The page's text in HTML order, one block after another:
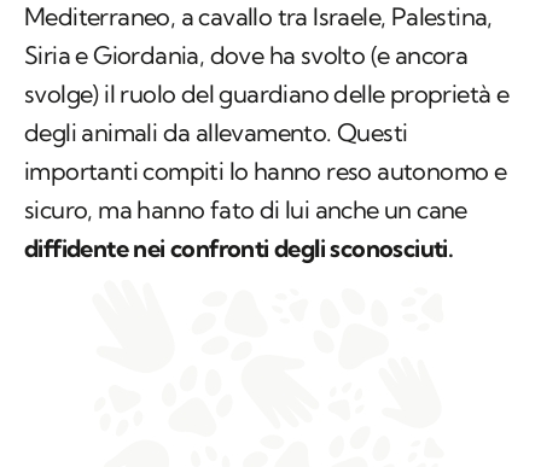
Mediterraneo, a cavallo tra Israele, Palestina,
Siria e Giordania, dove ha svolto (e ancora
svolge) il ruolo del guardiano delle proprietà e
degli animali da allevamento. Questi
importanti compiti lo hanno reso autonomo e
sicuro, ma hanno fato di lui anche un cane
diffidente nei confronti degli sconosciuti.